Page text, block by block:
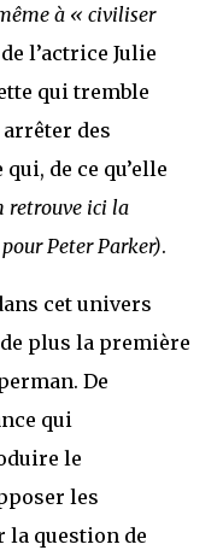
à « civiliser
l’actrice Julie
qui tremble
des
de ce qu’elle
retrouve ici la
Peter Parker).
cet univers
plus la première
De
qui
le
les
la question de